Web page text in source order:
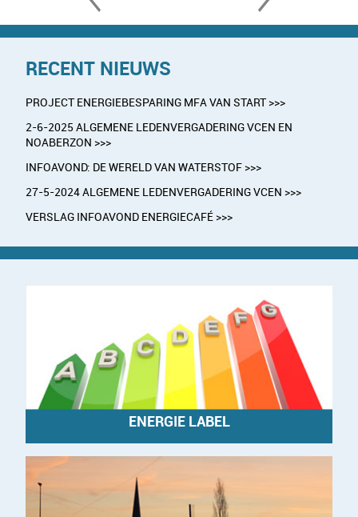
RECENT NIEUWS
PROJECT ENERGIEBESPARING MFA VAN START >>>
2-6-2025 ALGEMENE LEDENVERGADERING VCEN EN
NOABERZON >>>
INFOAVOND: DE WERELD VAN WATERSTOF >>>
27-5-2024 ALGEMENE LEDENVERGADERING VCEN >>>
VERSLAG INFOAVOND ENERGIECAFÉ >>>
ENERGIE LABEL